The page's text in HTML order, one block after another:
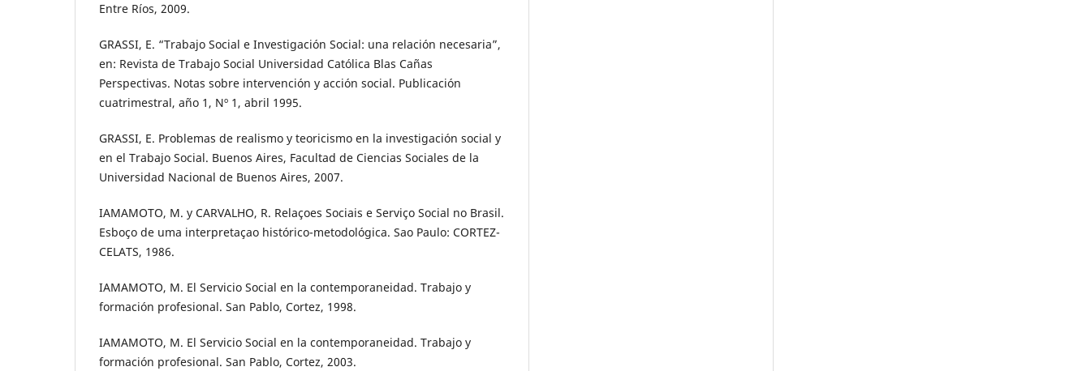
Entre Ríos, 2009.
GRASSI, E. “Trabajo Social e Investigación Social: una relación necesaria”,
en: Revista de Trabajo Social Universidad Católica Blas Cañas
Perspectivas. Notas sobre intervención y acción social. Publicación
cuatrimestral, año 1, Nº 1, abril 1995.
GRASSI, E. Problemas de realismo y teoricismo en la investigación social y
en el Trabajo Social. Buenos Aires, Facultad de Ciencias Sociales de la
Universidad Nacional de Buenos Aires, 2007.
IAMAMOTO, M. y CARVALHO, R. Relaçoes Sociais e Serviço Social no Brasil.
Esboço de uma interpretaçao histórico-metodológica. Sao Paulo: CORTEZ-
CELATS, 1986.
IAMAMOTO, M. El Servicio Social en la contemporaneidad. Trabajo y
formación profesional. San Pablo, Cortez, 1998.
IAMAMOTO, M. El Servicio Social en la contemporaneidad. Trabajo y
formación profesional. San Pablo, Cortez, 2003.